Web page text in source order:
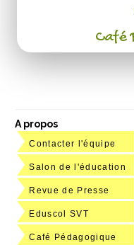
Café
A propos
Contacter l'équipe
Salon de l'éducation
Revue de Presse
Eduscol SVT
Café Pédagogique